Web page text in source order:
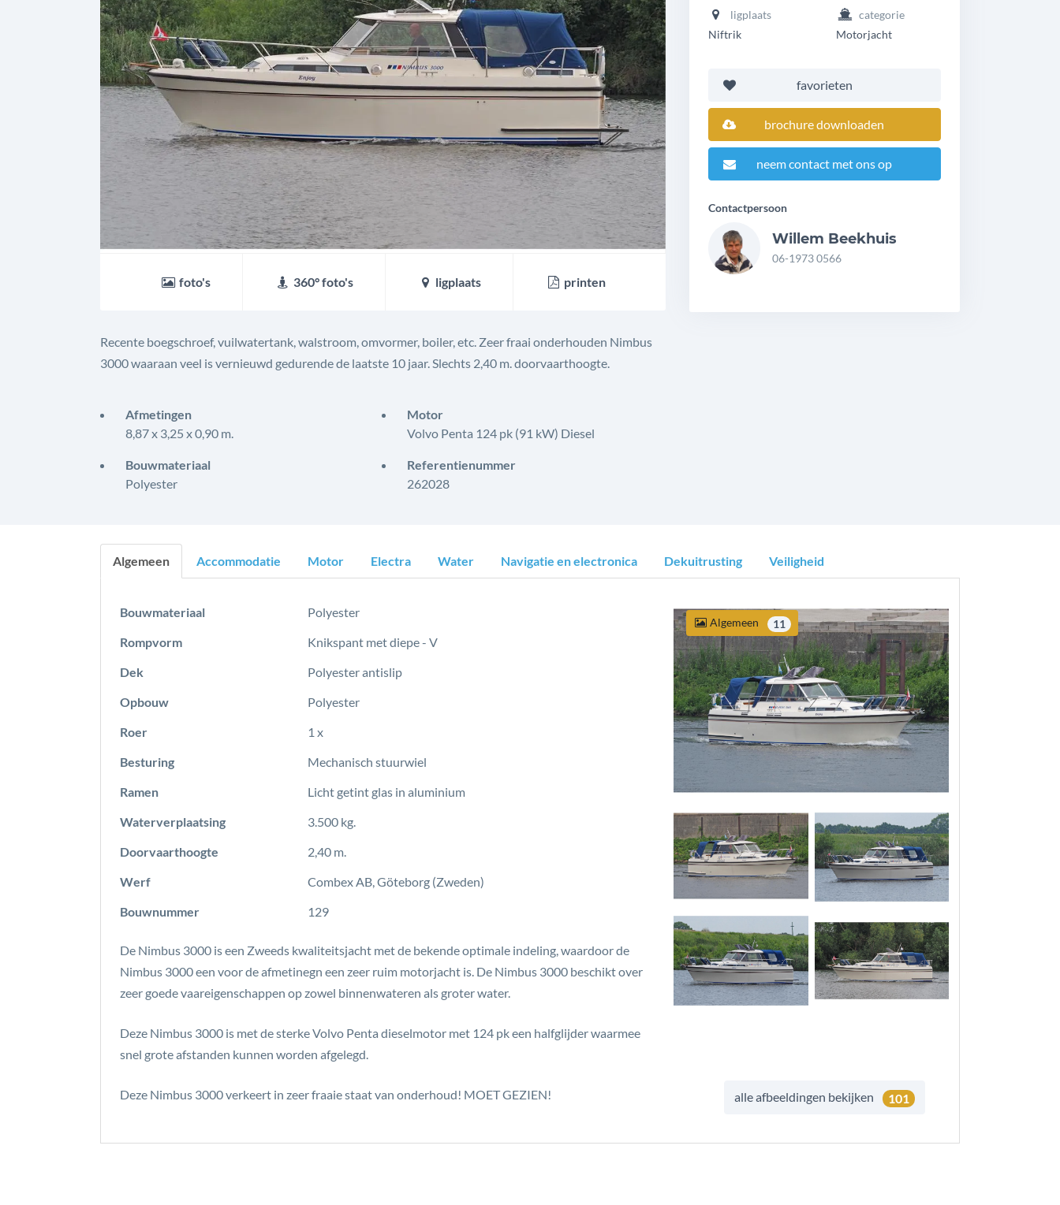
foto's 360° foto's ligplaats printen
ligplaats
Niftrik
categorie
Motorjacht
favorieten
brochure downloaden
neem contact met ons op
Contactpersoon
Willem Beekhuis
06-1973 0566
Recente boegschroef, vuilwatertank, walstroom, omvormer, boiler, etc. Zeer fraai onderhouden Nimbus
3000 waaraan veel is vernieuwd gedurende de laatste 10 jaar. Slechts 2,40 m. doorvaarthoogte.
Afmetingen
8,87 x 3,25 x 0,90 m.
Motor
Volvo Penta 124 pk (91 kW) Diesel
Bouwmateriaal
Polyester
Referentienummer
262028
Algemeen Accommodatie Motor Electra Water Navigatie en electronica Dekuitrusting Veiligheid
Bouwmateriaal
Polyester
Rompvorm
Knikspant met diepe - V
Dek
Polyester antislip
Opbouw
Polyester
Roer
1 x
Besturing
Mechanisch stuurwiel
Ramen
Licht getint glas in aluminium
Waterverplaatsing
3.500 kg.
Doorvaarthoogte
2,40 m.
Werf
Combex AB, Göteborg (Zweden)
Bouwnummer
129
De Nimbus 3000 is een Zweeds kwaliteitsjacht met de bekende optimale indeling, waardoor de
Nimbus 3000 een voor de afmetinegn een zeer ruim motorjacht is. De Nimbus 3000 beschikt over
zeer goede vaareigenschappen op zowel binnenwateren als groter water.
Deze Nimbus 3000 is met de sterke Volvo Penta dieselmotor met 124 pk een halfglijder waarmee
snel grote afstanden kunnen worden afgelegd.
Deze Nimbus 3000 verkeert in zeer fraaie staat van onderhoud! MOET GEZIEN!
Algemeen 11
alle afbeeldingen bekijken 101